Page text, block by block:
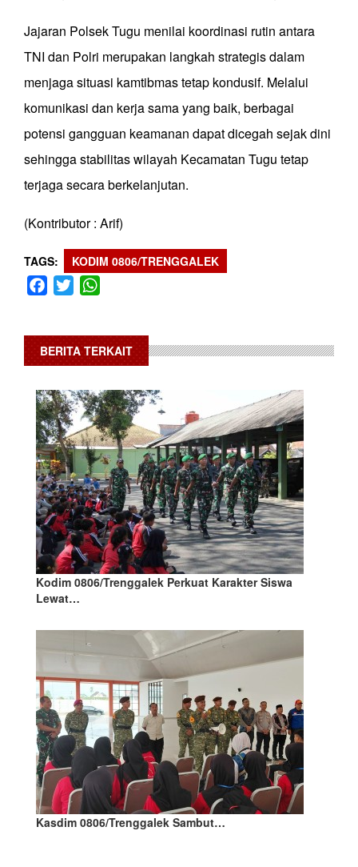
Jajaran Polsek Tugu menilai koordinasi rutin antara
TNI dan Polri merupakan langkah strategis dalam
menjaga situasi kamtibmas tetap kondusif. Melalui
komunikasi dan kerja sama yang baik, berbagai
potensi gangguan keamanan dapat dicegah sejak dini
sehingga stabilitas wilayah Kecamatan Tugu tetap
terjaga secara berkelanjutan.
(Kontributor : Arif)
TAGS KODIM 0806/TRENGGALEK
Facebook
Twitter
BERITA TERKAIT
Kodim 0806/Trenggalek Perkuat Karakter Siswa
Lewat…
Kasdim 0806/Trenggalek Sambut…